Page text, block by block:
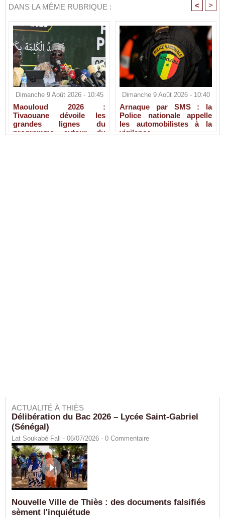
DANS LA MÊME RUBRIQUE : < >
Dimanche 9 Août 2026 - 10:45
Maouloud 2026 :
Tivaouane dévoile les
grandes lignes du
programme autour du
Dimanche 9 Août 2026 - 10:40
Arnaque par SMS : la
Police nationale appelle
les automobilistes à la
vigilance
ACTUALITÉ À THIÈS
Délibération du Bac 2026 – Lycée Saint-Gabriel
(Sénégal)
Lat Soukabé Fall - 06/07/2026 - 0 Commentaire
Nouvelle Ville de Thiès : des documents falsifiés
sèment l'inquiétude